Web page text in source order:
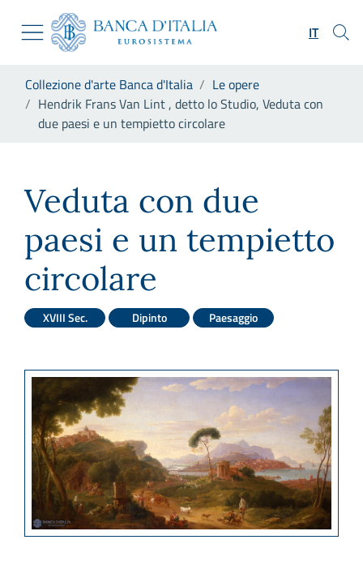
Skip to Main Content
Vai al sito istituzionale
Vai al menu di navigazione
Vai alla ricerca
Vai al footer
IT
Collezione d'arte Banca d'Italia
Le opere
Hendrik Frans Van Lint , detto lo Studio, Veduta con
due paesi e un tempietto circolare
Veduta con due
paesi e un tempietto
circolare
XVIII Sec. Dipinto Paesaggio